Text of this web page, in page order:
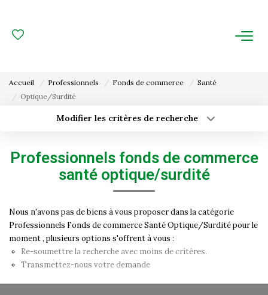
Gestion Locative
Gestion De Copropriété
NOUS CONNAITRE
Nos Agences
Accueil Professionnels Fonds de commerce
Santé
Optique/Surdité
Modifier les critères de recherche
Type de bien
Surface min
Créer une alerte
Professionnels fonds de commerce
santé optique/surdité
Nous n'avons pas de biens à vous proposer dans la catégorie
Professionnels Fonds de commerce Santé Optique/Surdité pour le
moment , plusieurs options s'offrent à vous :
Re-soumettre la recherche avec moins de critères.
Transmettez-nous votre demande